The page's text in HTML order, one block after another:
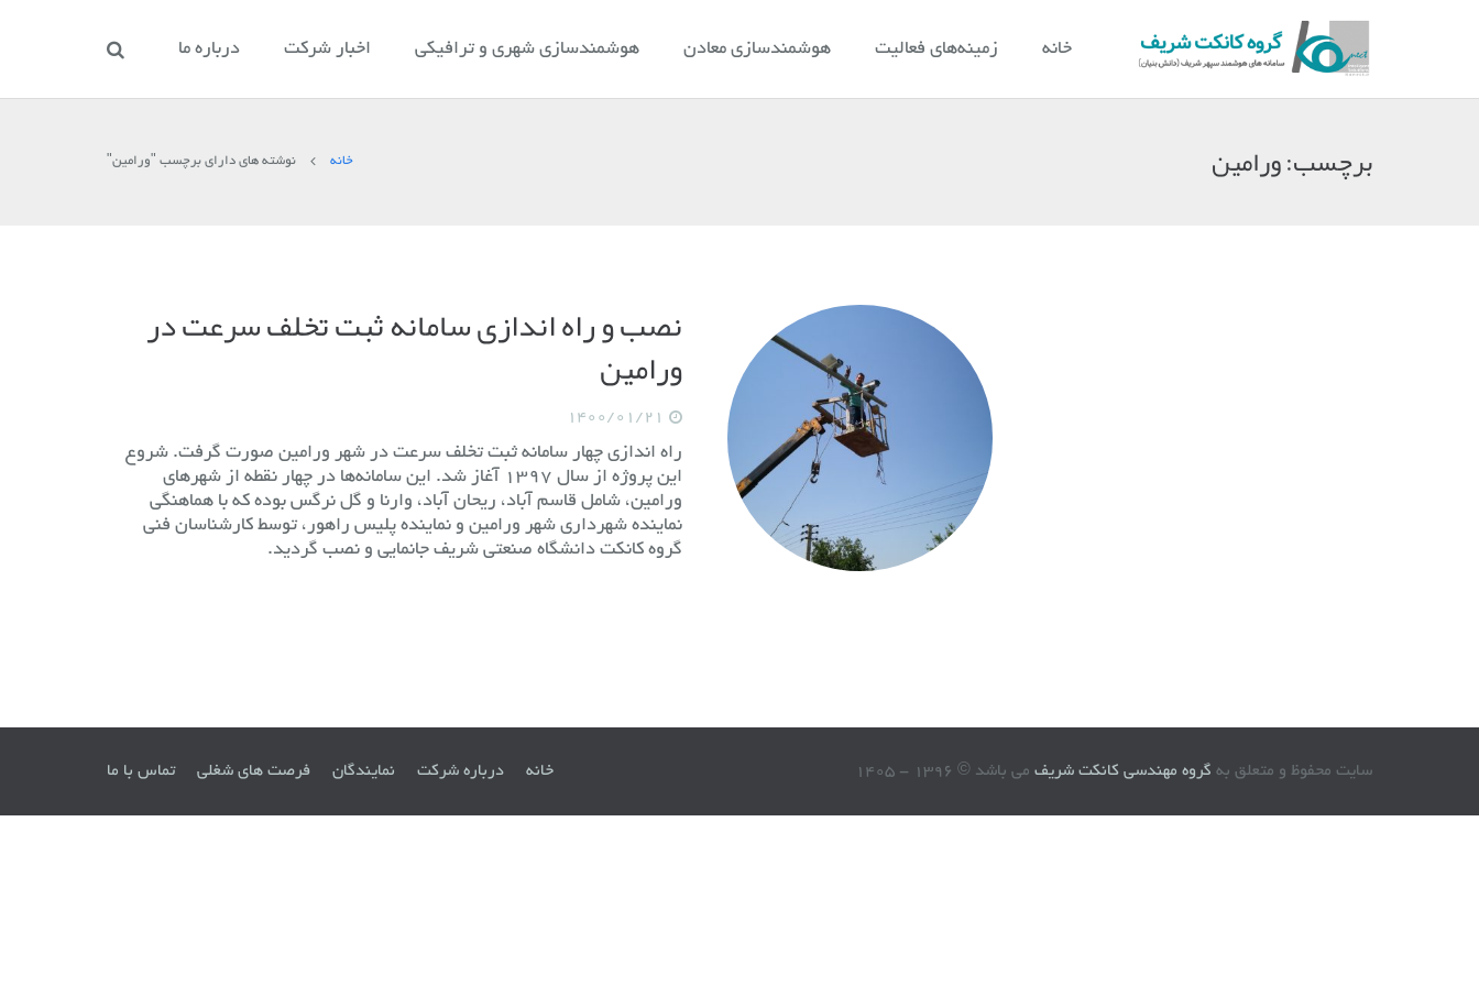
خانه زمینه‌های فعالیت هوشمندسازی معادن هوشمندسازی شهری و ترافیکی اخبار شرکت درباره ما
برچسب:ورامین خانه نوشته های دارای برچسب "ورامین"
نصب و راه اندازی سامانه ثبت تخلف سرعت در
ورامین
1400/01/21
راه اندازی چهار سامانه ثبت تخلف سرعت در شهر ورامین صورت گرفت. شروع
این پروژه از سال ۱۳۹۷ آغاز شد. این سامانه‌ها در چهار نقطه از شهرهای
ورامین، شامل قاسم آباد، ریحان آباد، وارنا و گل نرگس بوده که با هماهنگی
نماینده شهرداری شهر ورامین و نماینده پلیس راهور، توسط كارشناسان فنی
گروه كانكت دانشگاه صنعتي شريف جانمایی و نصب گردید.
خانه درباره شرکت نمایندگان فرصت های شغلی تماس با ما سایت محفوظ و متعلق به گروه مهندسی کانکت شریف می باشد © 1396 - 1405